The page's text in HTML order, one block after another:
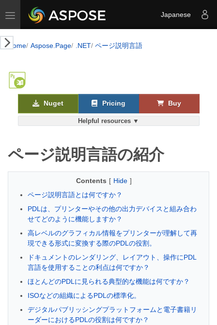
Toggle navigation Japanese
Home Aspose.Page .NET ページ説明言語
Helpful resources ▼
Nuget Pricing Buy
ページ説明言語の紹介
Contents [ Hide ]
ページ説明言語とは何ですか？
PDLは、プリンターやその他の出力デバイスと組み合わ
せてどのように機能しますか？
高レベルのグラフィカル情報をプリンターが理解して再
現できる形式に変換する際のPDLの役割。
ドキュメントのレンダリング、レイアウト、操作にPDL
言語を使用することの利点は何ですか？
ほとんどのPDLに見られる典型的な機能は何ですか？
ISOなどの組織によるPDLの標準化。
デジタルパブリッシングプラットフォームと電子書籍リ
ーダーにおけるPDLの役割は何ですか？